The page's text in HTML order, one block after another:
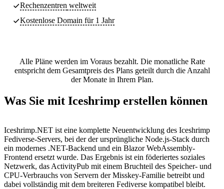
Rechenzentren weltweit
Kostenlose Domain für 1 Jahr
Alle Pläne werden im Voraus bezahlt. Die monatliche Rate
entspricht dem Gesamtpreis des Plans geteilt durch die Anzahl
der Monate in Ihrem Plan.
Was Sie mit Iceshrimp erstellen können
Iceshrimp.NET ist eine komplette Neuentwicklung des Iceshrimp
Fediverse-Servers, bei der der ursprüngliche Node.js-Stack durch
ein modernes .NET-Backend und ein Blazor WebAssembly-
Frontend ersetzt wurde. Das Ergebnis ist ein föderiertes soziales
Netzwerk, das ActivityPub mit einem Bruchteil des Speicher- und
CPU-Verbrauchs von Servern der Misskey-Familie betreibt und
dabei vollständig mit dem breiteren Fediverse kompatibel bleibt.